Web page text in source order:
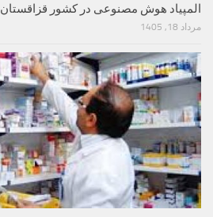
المپیاد هوش مصنوعی در کشور قزاقستان
مرداد 18, 1405